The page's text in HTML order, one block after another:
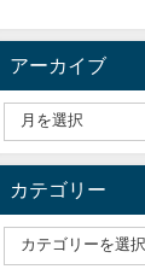
アーカイブ
カテゴリー